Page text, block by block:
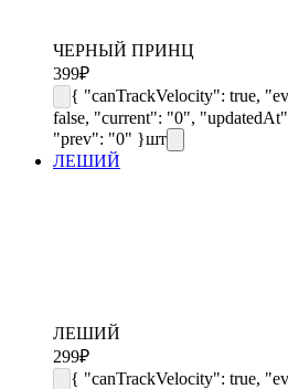
ЧЕРНЫЙ ПРИНЦ
399₽
{ "canTrackVelocity": true,
false, "current": "0",
"prev": "0" }шт
ЛЕШИЙ
ЛЕШИЙ
299₽
{ "canTrackVelocity": true,